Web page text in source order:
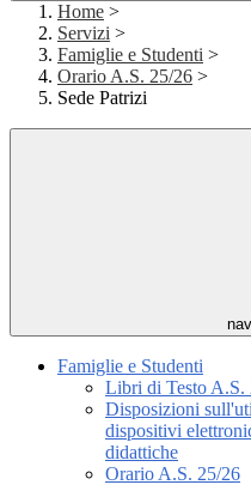
Home >
Servizi >
Famiglie e Studenti >
Orario A.S. 25/26 >
Sede Patrizi
Famiglie e Studenti
Libri di Testo A.S.
Disposizioni
dispositivi
didattiche
Orario A.S. 25/26